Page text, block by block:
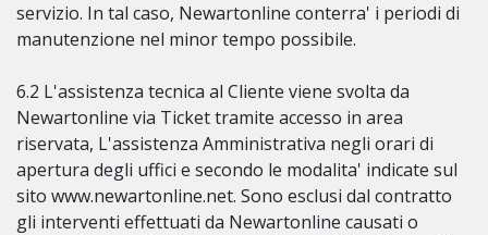
servizio. In tal caso, Newartonline conterra' i periodi di
manutenzione nel minor tempo possibile.
6.2 L'assistenza tecnica al Cliente viene svolta da
Newartonline via Ticket tramite accesso in area
riservata, L'assistenza Amministrativa negli orari di
apertura degli uffici e secondo le modalita' indicate sul
sito www.newartonline.net. Sono esclusi dal contratto
gli interventi effettuati da Newartonline causati o